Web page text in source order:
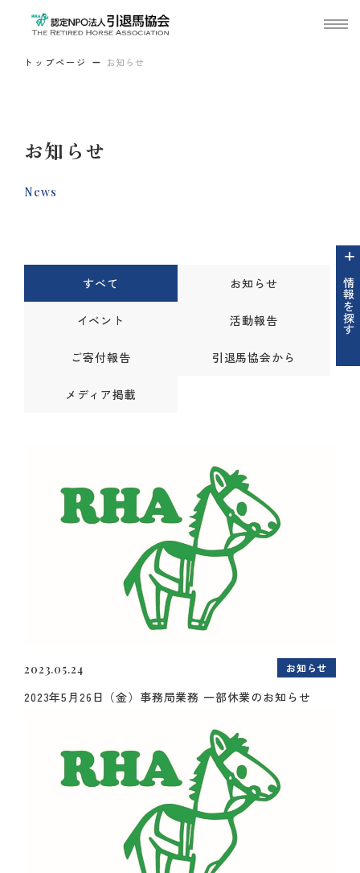
トップページ お知らせ
お知らせ
News
情報を探す
すべて お知らせ
イベント 活動報告
ご寄付報告 引退馬協会から
メディア掲載
2023.05.24 お知らせ
2023年5月26日（金）事務局業務 一部休業のお知らせ